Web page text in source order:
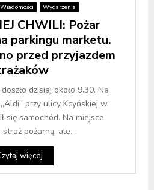
Wiadomości Wydarzenia
CHWILI: Pożar
parkingu marketu.
przed przyjazdem
dzisiaj około 9.30. Na
przy ulicy Kcyńskiej w
się samochód. Na miejsce
pożarną, ale...
więcej